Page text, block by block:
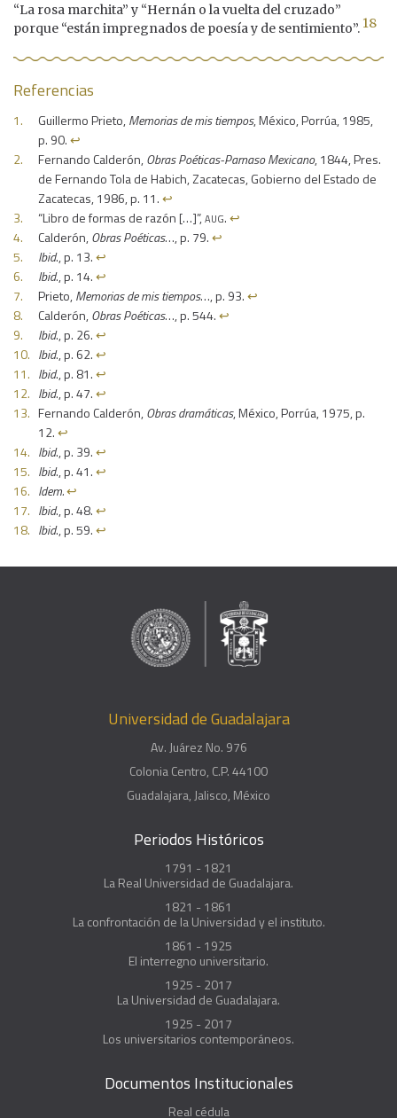
“La rosa marchita” y “Hernán o la vuelta del cruzado”
porque “están impregnados de poesía y de sentimiento”. 18
Referencias
Guillermo Prieto,Memorias de mis tiempos, México, Porrúa, 1985,
p. 90.↩︎
Fernando Calderón,Obras Poéticas-Parnaso Mexicano, 1844, Pres.
de Fernando Tola de Habich, Zacatecas, Gobierno del Estado de
Zacatecas, 1986, p. 11.↩︎
“Libro de formas de razón […]”,aug.↩︎
Calderón,Obras Poéticas…, p. 79.↩︎
Ibid., p. 13.↩︎
Ibid., p. 14.↩︎
Prieto,Memorias de mis tiempos…, p. 93.↩︎
Calderón,Obras Poéticas…, p. 544.↩︎
Ibid., p. 26.↩︎
Ibid., p. 62.↩︎
Ibid., p. 81.↩︎
Ibid., p. 47.↩︎
Fernando Calderón,Obras dramáticas, México, Porrúa, 1975, p.
12.↩︎
Ibid., p. 39.↩︎
Ibid., p. 41.↩︎
Idem.↩︎
Ibid., p. 48.↩︎
Ibid., p. 59.↩︎
Universidad de Guadalajara
Av. Juárez No. 976
Colonia Centro, C.P. 44100
Guadalajara, Jalisco, México
Periodos Históricos
1791 - 1821
La Real Universidad de Guadalajara.
1821 - 1861
La confrontación de la Universidad y el instituto.
1861 - 1925
El interregno universitario.
1925 - 2017
La Universidad de Guadalajara.
1925 - 2017
Los universitarios contemporáneos.
Documentos Institucionales
Real cédula